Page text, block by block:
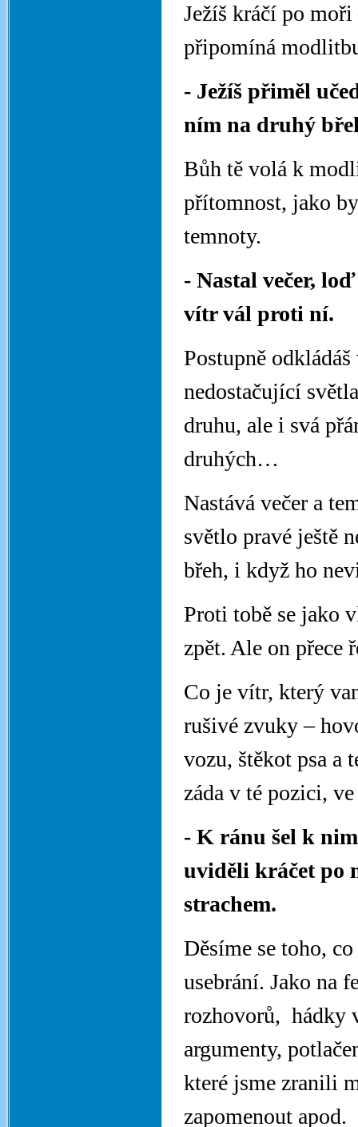
Ježíš kráčí po
připomíná
- Ježíš přiměl
ním na druhý
Bůh tě volá k
přítomnost, jako
temnoty.
- Nastal večer,
vítr vál proti ní.
Postupně
nedostačující
druhu, ale i svá
druhých…
Nastává večer a
světlo pravé ještě
břeh, i když ho
Proti tobě se jako
zpět. Ale on přece
Co je vítr, který
rušivé zvuky –
vozu, štěkot psa a
záda v té pozici,
- K ránu šel k
uviděli kráčet po
strachem.
Děsíme se toho,
usebrání. Jako na
rozhovorů, hádky
argumenty,
které jsme zranili
zapomenout apod.